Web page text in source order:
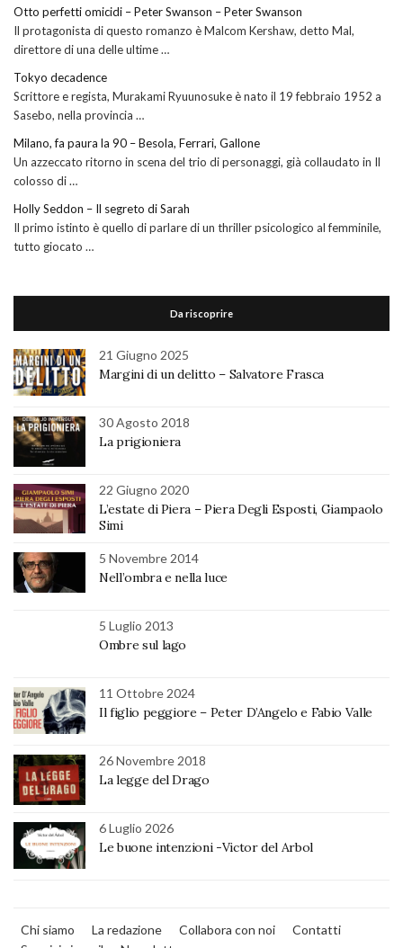
Otto perfetti omicidi – Peter Swanson – Peter Swanson
Il protagonista di questo romanzo è Malcom Kershaw, detto Mal,
direttore di una delle ultime …
Tokyo decadence
Scrittore e regista, Murakami Ryuunosuke è nato il 19 febbraio 1952 a
Sasebo, nella provincia …
Milano, fa paura la 90 – Besola, Ferrari, Gallone
Un azzeccato ritorno in scena del trio di personaggi, già collaudato in Il
colosso di …
Holly Seddon – Il segreto di Sarah
Il primo istinto è quello di parlare di un thriller psicologico al femminile,
tutto giocato …
Da riscoprire
21 Giugno 2025
Margini di un delitto – Salvatore Frasca
30 Agosto 2018
La prigioniera
22 Giugno 2020
L’estate di Piera – Piera Degli Esposti, Giampaolo
Simi
5 Novembre 2014
Nell’ombra e nella luce
5 Luglio 2013
Ombre sul lago
11 Ottobre 2024
Il figlio peggiore – Peter D’Angelo e Fabio Valle
26 Novembre 2018
La legge del Drago
6 Luglio 2026
Le buone intenzioni -Victor del Arbol
Chi siamo La redazione Collabora con noi
Contatti